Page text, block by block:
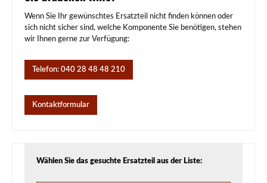
Wenn Sie Ihr gewünschtes Ersatzteil nicht finden können oder
sich nicht sicher sind, welche Komponente Sie benötigen, stehen
wir Ihnen gerne zur Verfügung:
Telefon: 040 28 48 48 210
Kontaktformular
Wählen Sie das gesuchte Ersatzteil aus der Liste: